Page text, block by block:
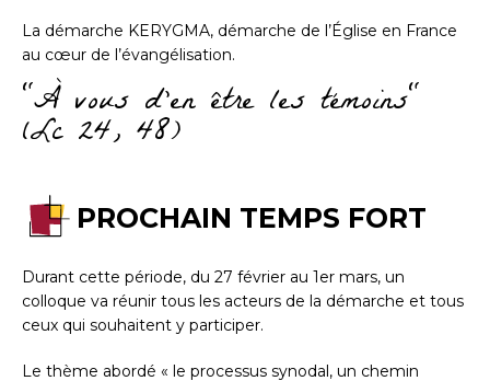
La démarche KERYGMA, démarche de l’Église en France
au cœur de l’évangélisation.
"À vous d'en être les témoins"
(Lc 24, 48)
PROCHAIN TEMPS FORT
Durant cette période, du 27 février au 1er mars, un
colloque va réunir tous les acteurs de la démarche et tous
ceux qui souhaitent y participer.
Le thème abordé « le processus synodal, un chemin